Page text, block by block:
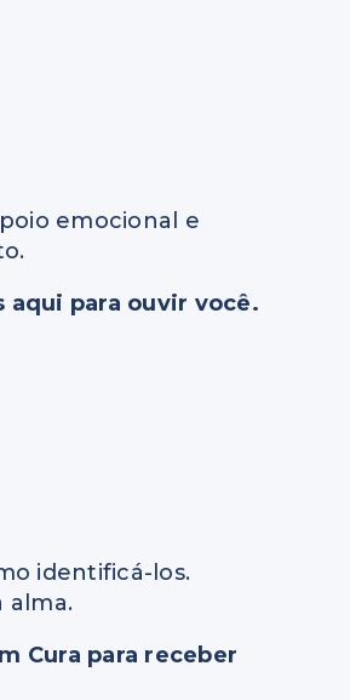
emocional e
aqui para ouvir você.
identificá-los.
alma.
Cura para receber